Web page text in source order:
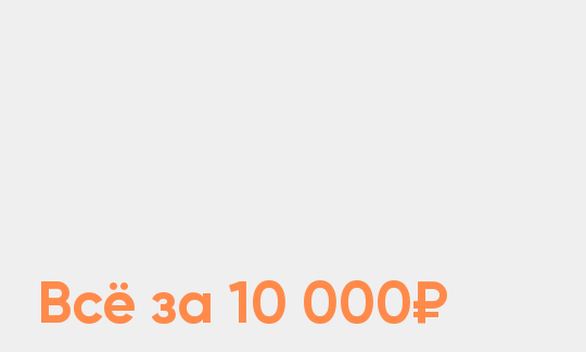
за 10 000₽
к материалам2 недели